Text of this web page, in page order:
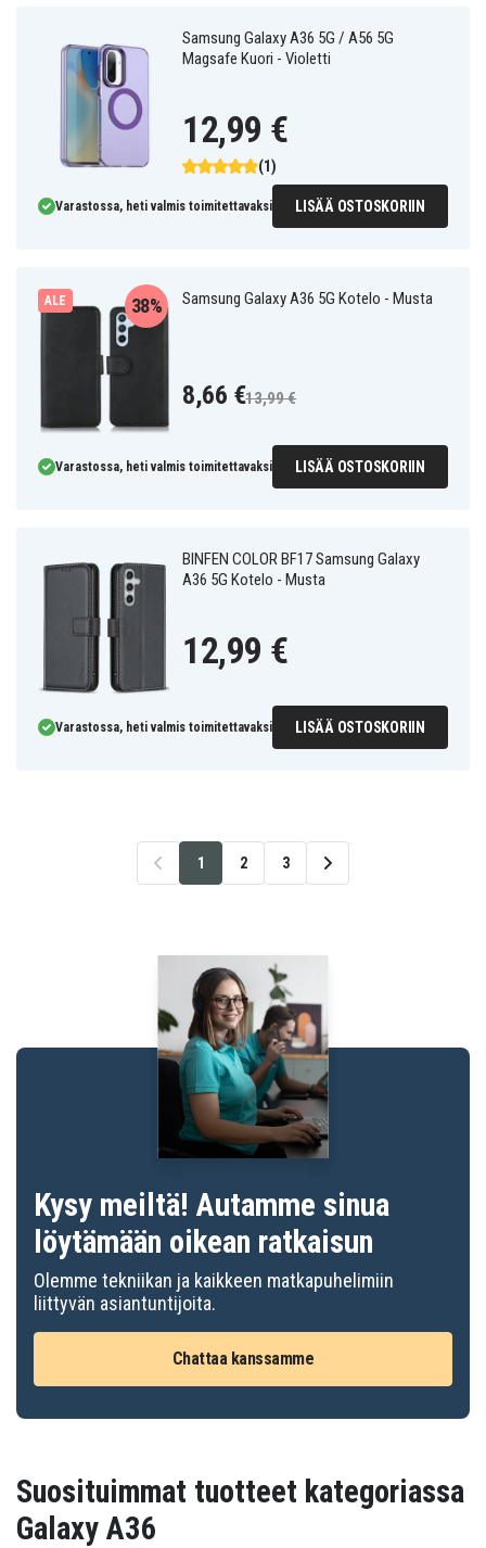
Samsung Galaxy A36 5G / A56 5G
Magsafe Kuori - Violetti
(1)
12,99 €
Varastossa, heti valmis toimitettavaksi LISÄÄ OSTOSKORIIN
ALE Samsung Galaxy A36 5G Kotelo - Musta
38%
8,66 €13,99 €
Varastossa, heti valmis toimitettavaksi LISÄÄ OSTOSKORIIN
BINFEN COLOR BF17 Samsung Galaxy
A36 5G Kotelo - Musta
12,99 €
Varastossa, heti valmis toimitettavaksi LISÄÄ OSTOSKORIIN
1 2 3
Kysy meiltä! Autamme sinua
löytämään oikean ratkaisun
Olemme tekniikan ja kaikkeen matkapuhelimiin
liittyvän asiantuntijoita.
Chattaa kanssamme
Suosituimmat tuotteet kategoriassa
Galaxy A36